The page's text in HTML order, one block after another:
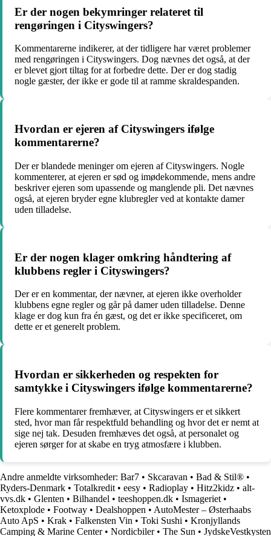
Er der nogen bekymringer relateret til
rengøringen i Cityswingers?
Kommentarerne indikerer, at der tidligere har været problemer
med rengøringen i Cityswingers. Dog nævnes det også, at der
er blevet gjort tiltag for at forbedre dette. Der er dog stadig
nogle gæster, der ikke er gode til at ramme skraldespanden.
Hvordan er ejeren af Cityswingers ifølge
kommentarerne?
Der er blandede meninger om ejeren af Cityswingers. Nogle
kommenterer, at ejeren er sød og imødekommende, mens andre
beskriver ejeren som upassende og manglende pli. Det nævnes
også, at ejeren bryder egne klubregler ved at kontakte damer
uden tilladelse.
Er der nogen klager omkring håndtering af
klubbens regler i Cityswingers?
Der er en kommentar, der nævner, at ejeren ikke overholder
klubbens egne regler og går på damer uden tilladelse. Denne
klage er dog kun fra én gæst, og det er ikke specificeret, om
dette er et generelt problem.
Hvordan er sikkerheden og respekten for
samtykke i Cityswingers ifølge kommentarerne?
Flere kommentarer fremhæver, at Cityswingers er et sikkert
sted, hvor man får respektfuld behandling og hvor det er nemt at
sige nej tak. Desuden fremhæves det også, at personalet og
ejeren sørger for at skabe en tryg atmosfære i klubben.
Andre anmeldte virksomheder: Bar7 • Skcaravan • Bad & Stil® •
Ryders-Denmark • Totalkredit • eesy • Radioplay • Hitz2kidz • alt-
vvs.dk • Glenten • Bilhandel • teeshoppen.dk • Ismageriet •
Ketoxplode • Footway • Dealshoppen • AutoMester – Østerhaabs
Auto ApS • Krak • Falkensten Vin • Toki Sushi • Kronjyllands
Camping & Marine Center• Nordicbiler• The Sun • JydskeVestkysten